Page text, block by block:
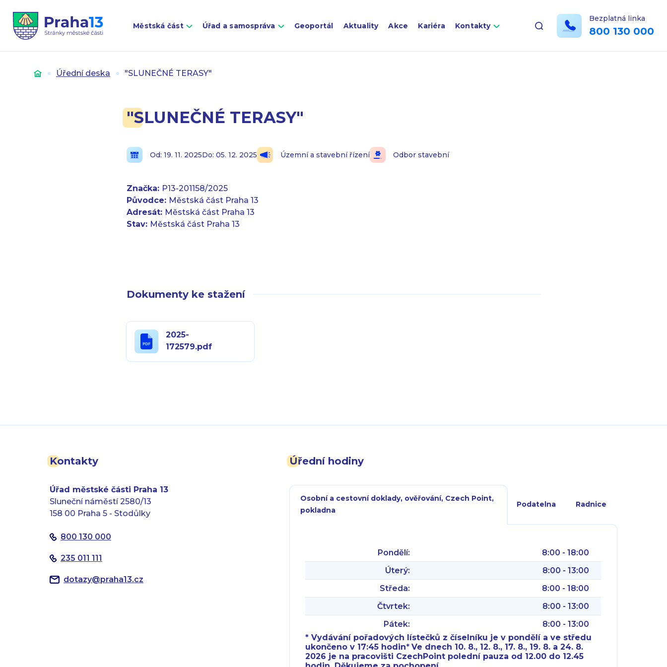
Městská část Úřad a samospráva Geoportál Aktuality Akce Kariéra Kontakty
Bezplatná linka
800 130 000
Úvod Úřední deska "SLUNEČNÉ TERASY"
"SLUNEČNÉ TERASY"
Od: 19. 11. 2025Do: 05. 12. 2025 Územní a stavební řízení Odbor stavební
Značka: P13-201158/2025
Původce: Městská část Praha 13
Adresát: Městská část Praha 13
Stav: Městská část Praha 13
Dokumenty ke stažení
2025-
172579.pdf
Kontakty
Úřad městské části Praha 13
Sluneční náměstí 2580/13
158 00 Praha 5 - Stodůlky
800 130 000
235 011 111
dotazy@praha13.cz
Úřední hodiny
Osobní a cestovní doklady, ověřování, Czech Point,
pokladna
Podatelna Radnice
Pondělí:
8:00 - 18:00
Úterý:
8:00 - 13:00
Středa:
8:00 - 18:00
Čtvrtek:
8:00 - 13:00
Pátek:
8:00 - 13:00
* Vydávání pořadových lístečků z číselníku je v pondělí a ve středu
ukončeno v 17:45 hodin*Ve dnech 10. 8., 12. 8., 17. 8., 19. 8. a 24. 8.
2026 je na pracovišti CzechPoint polední pauza od 12.00 do 12.45